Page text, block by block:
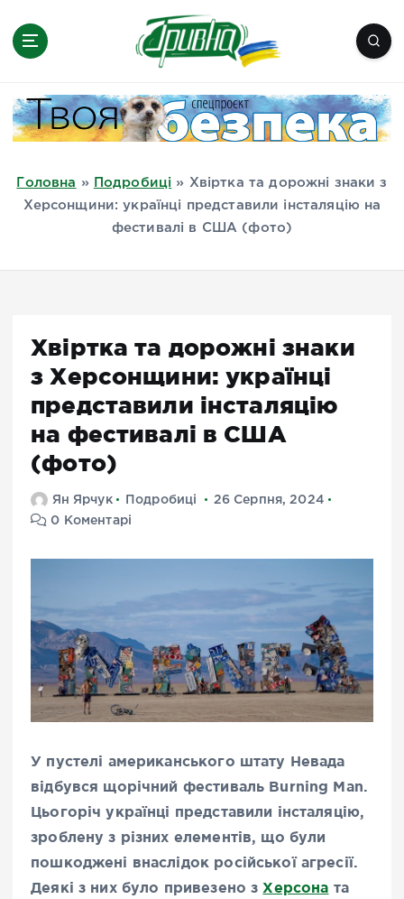
Миколаїв, Одеса, Мелітополь
Головна » Подробиці » Хвіртка та дорожні знаки з
Херсонщини: українці представили інсталяцію на
фестивалі в США (фото)
Хвіртка та дорожні знаки
з Херсонщини: українці
представили інсталяцію
на фестивалі в США
(фото)
Ян Ярчук Подробиці
26 Серпня, 2024
0 Коментарі
У пустелі американського штату Невада
відбувся щорічний фестиваль Burning Man.
Цьогоріч українці представили інсталяцію,
зроблену з різних елементів, що були
пошкоджені внаслідок російської агресії.
Деякі з них було привезено з Херсона та